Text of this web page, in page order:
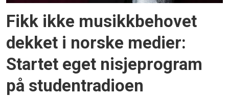
Fikk ikke musikkbehovet
dekket i norske medier:
Startet eget nisjeprogram
på studentradioen